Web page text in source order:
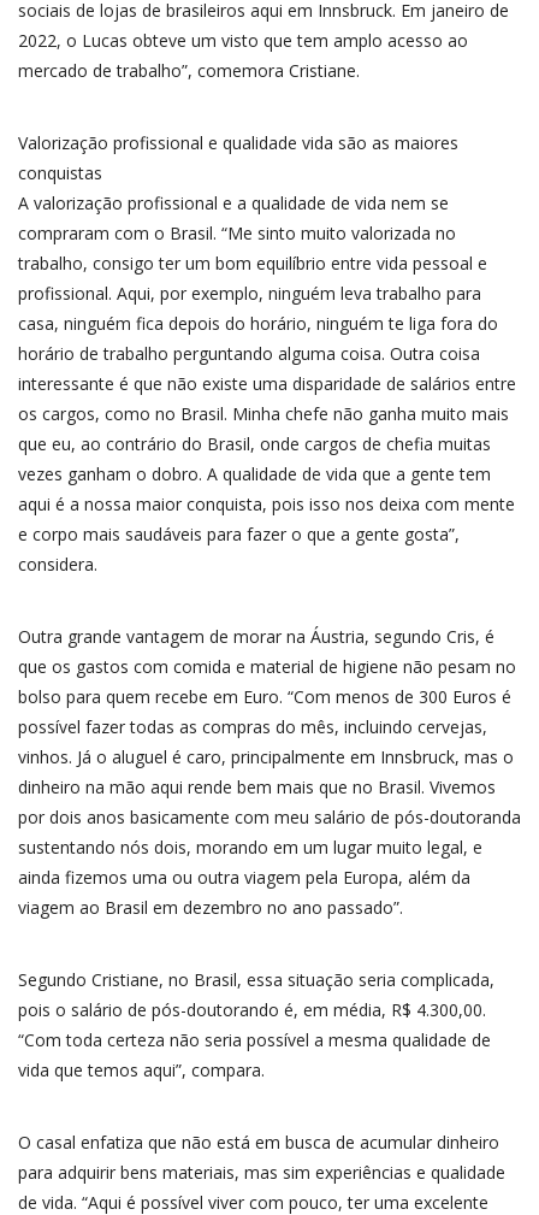
sociais de lojas de brasileiros aqui em Innsbruck. Em janeiro de
2022, o Lucas obteve um visto que tem amplo acesso ao
mercado de trabalho”, comemora Cristiane.
Valorização profissional e qualidade vida são as maiores
conquistas
A valorização profissional e a qualidade de vida nem se
compraram com o Brasil. “Me sinto muito valorizada no
trabalho, consigo ter um bom equilíbrio entre vida pessoal e
profissional. Aqui, por exemplo, ninguém leva trabalho para
casa, ninguém fica depois do horário, ninguém te liga fora do
horário de trabalho perguntando alguma coisa. Outra coisa
interessante é que não existe uma disparidade de salários entre
os cargos, como no Brasil. Minha chefe não ganha muito mais
que eu, ao contrário do Brasil, onde cargos de chefia muitas
vezes ganham o dobro. A qualidade de vida que a gente tem
aqui é a nossa maior conquista, pois isso nos deixa com mente
e corpo mais saudáveis para fazer o que a gente gosta”,
considera.
Outra grande vantagem de morar na Áustria, segundo Cris, é
que os gastos com comida e material de higiene não pesam no
bolso para quem recebe em Euro. “Com menos de 300 Euros é
possível fazer todas as compras do mês, incluindo cervejas,
vinhos. Já o aluguel é caro, principalmente em Innsbruck, mas o
dinheiro na mão aqui rende bem mais que no Brasil. Vivemos
por dois anos basicamente com meu salário de pós-doutoranda
sustentando nós dois, morando em um lugar muito legal, e
ainda fizemos uma ou outra viagem pela Europa, além da
viagem ao Brasil em dezembro no ano passado”.
Segundo Cristiane, no Brasil, essa situação seria complicada,
pois o salário de pós-doutorando é, em média, R$ 4.300,00.
“Com toda certeza não seria possível a mesma qualidade de
vida que temos aqui”, compara.
O casal enfatiza que não está em busca de acumular dinheiro
para adquirir bens materiais, mas sim experiências e qualidade
de vida. “Aqui é possível viver com pouco, ter uma excelente